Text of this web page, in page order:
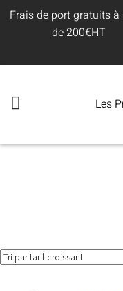
Frais de port gratuits
de 200€HT
Les